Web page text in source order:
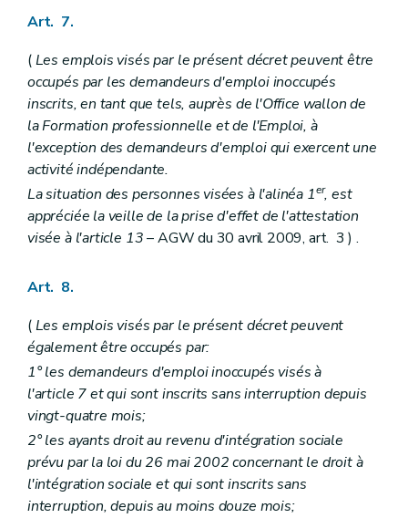
Art. 7.
(Les emplois visés par le présent décret peuvent être
occupés par les demandeurs d'emploi inoccupés
inscrits, en tant que tels, auprès de l'Office wallon de
la Formation professionnelle et de l'Emploi, à
l'exception des demandeurs d'emploi qui exercent une
activité indépendante.
La situation des personnes visées à l'alinéa 1er, est
appréciée la veille de la prise d'effet de l'attestation
visée à l'article 13– AGW du 30 avril 2009, art. 3 ) .
Art. 8.
(Les emplois visés par le présent décret peuvent
également être occupés par:
1° les demandeurs d'emploi inoccupés visés à
l'article 7 et qui sont inscrits sans interruption depuis
vingt-quatre mois;
2° les ayants droit au revenu d'intégration sociale
prévu par la loi du 26 mai 2002 concernant le droit à
l'intégration sociale et qui sont inscrits sans
interruption, depuis au moins douze mois;